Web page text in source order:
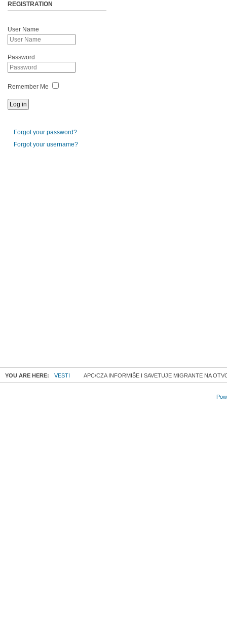
REGISTRATION
User Name
Password
Remember Me
Forgot your password?
Forgot your username?
YOU ARE HERE: VESTI APC/CZA INFORMIŠE I SAVETUJE MIGRANTE NA